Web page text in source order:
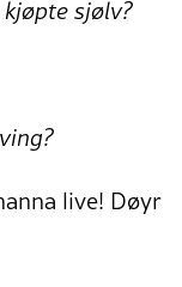
sjølv?
live! Døyr